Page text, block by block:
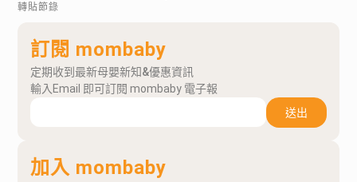
轉貼節錄
訂閱 mombaby
定期收到最新母嬰新知&優惠資訊
輸入Email 即可訂閱 mombaby 電子報
送出
加入 mombaby